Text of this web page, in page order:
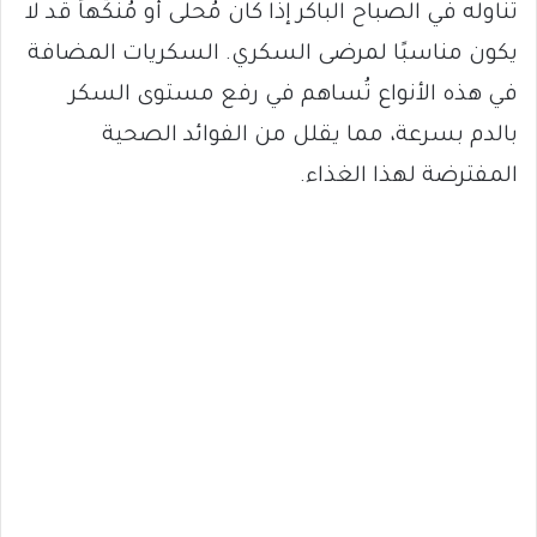
تناوله في الصباح الباكر إذا كان مُحلى أو مُنكّهاً قد لا
يكون مناسبًا لمرضى السكري. السكريات المضافة
في هذه الأنواع تُساهم في رفع مستوى السكر
بالدم بسرعة، مما يقلل من الفوائد الصحية
المفترضة لهذا الغذاء.